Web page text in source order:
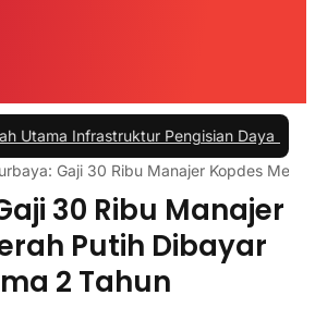
Pengisian Daya untuk Mobil
Gaji 30 Ribu Manajer Kopdes
30 Ribu Manajer
Putih Dibayar
2 Tahun